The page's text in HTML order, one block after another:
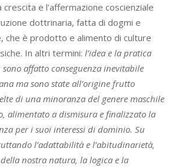
crescita e l’affermazione coscienziale
dottrinaria, fatta di dogmi e
che è prodotto e alimento di culture
In altri termini: l’idea e la pratica
affatto conseguenza inevitabile
ma sono state all’origine frutto
di una minoranza del genere maschile
alimentato a dismisura e finalizzato la
per i suoi interessi di dominio. Su
l’adattabilità e l’abitudinarietà,
nostra natura, la logica e la